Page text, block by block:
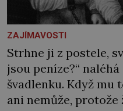
ZAJÍMAVOSTI
Strhne ji z postele,
jsou peníze?“
švadlenku. Když mu
ani nemůže, protože